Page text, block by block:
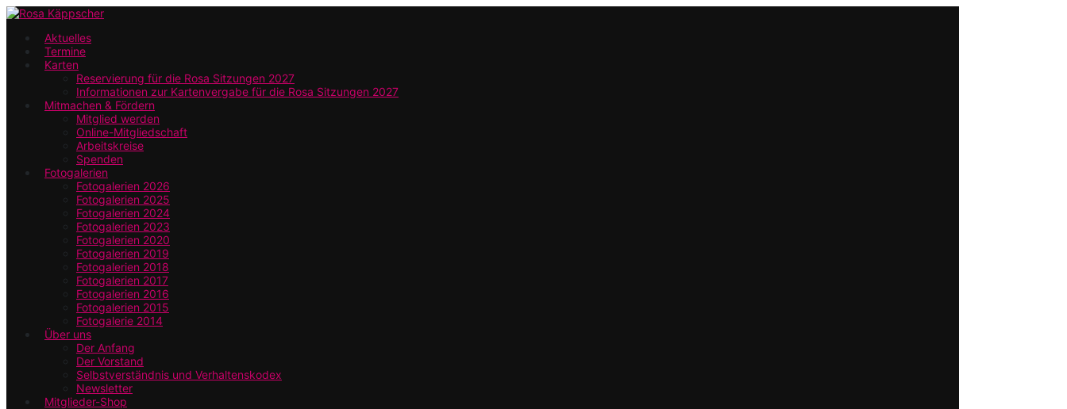
Zum
Hauptinhalt
springen
Aktuelles
Termine
Karten
Reservierung für die Rosa Sitzungen 2027
Informationen zur Kartenvergabe für die Rosa Sitzungen 2027
Mitmachen & Fördern
Mitglied werden
Online-Mitgliedschaft
Arbeitskreise
Spenden
Fotogalerien
Fotogalerien 2026
Fotogalerien 2025
Fotogalerien 2024
Fotogalerien 2023
Fotogalerien 2020
Fotogalerien 2019
Fotogalerien 2018
Fotogalerien 2017
Fotogalerien 2016
Fotogalerien 2015
Fotogalerie 2014
Über uns
Der Anfang
Der Vorstand
Selbstverständnis und Verhaltenskodex
Newsletter
Mitglieder-Shop